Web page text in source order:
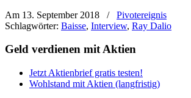
Am 13. September 2018
/
Pivotereignis
Schlagwörter: Baisse, Interview, Ray Dalio
Geld verdienen mit Aktien
Jetzt Aktienbrief gratis testen!
Wohlstand mit Aktien (langfristig)